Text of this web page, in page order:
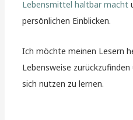
Lebensmittel haltbar macht
persönlichen Einblicken.
Ich möchte meinen Lesern
Lebensweise
sich nutzen zu lernen.